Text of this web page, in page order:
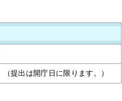
（提出は開庁日に限ります。）